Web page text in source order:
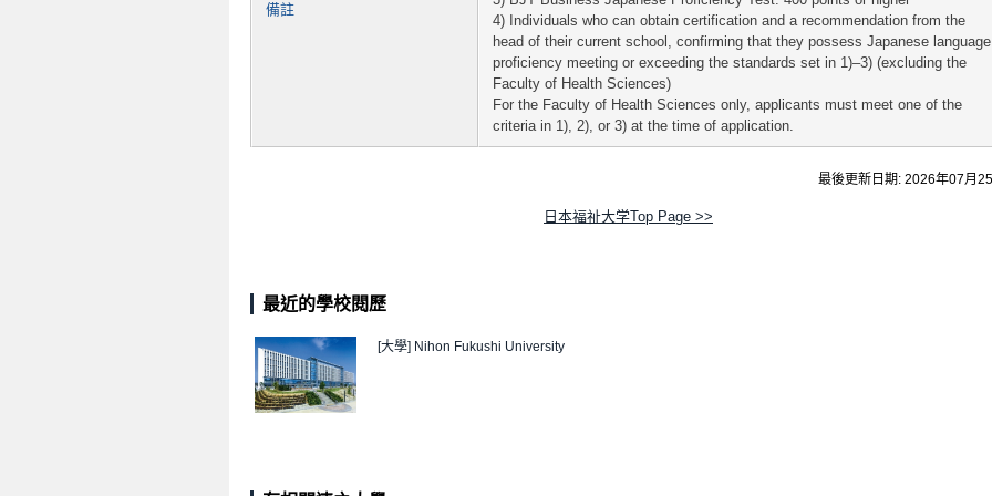
備註
4) Individuals who can obtain certification and a recommendation from the
head of their current school, confirming that they possess Japanese language
proficiency meeting or exceeding the standards set in 1)–3) (excluding the
Faculty of Health Sciences)
For the Faculty of Health Sciences only, applicants must meet one of the
criteria in 1), 2), or 3) at the time of application.
最後更新日期: 2026年07月
日本福祉大学Top Page >>
最近的學校閱歷
[大學] Nihon Fukushi University